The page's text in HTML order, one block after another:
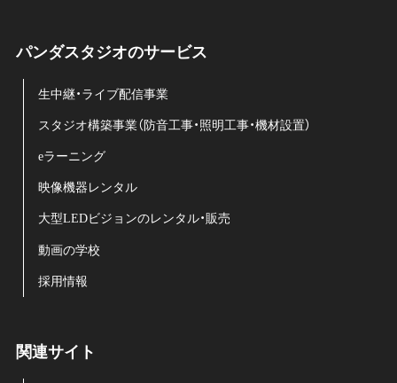
パンダスタジオのサービス
生中継・ライブ配信事業
スタジオ構築事業（防音工事・照明工事・機材設置）
eラーニング
映像機器レンタル
大型LEDビジョンのレンタル・販売
動画の学校
採用情報
関連サイト